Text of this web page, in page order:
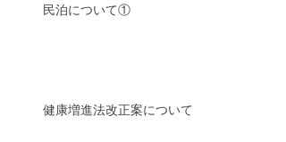
民泊について①
健康増進法改正案について